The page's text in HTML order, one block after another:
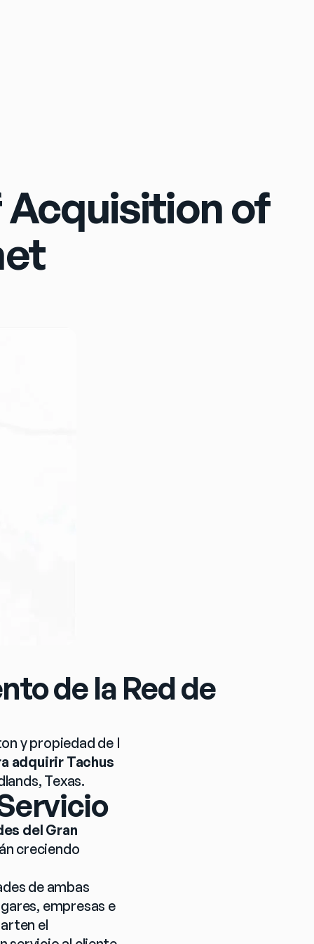
Acquisition of
de la Red de
y propiedad de I
adquirir Tachus
Texas.
del Gran
creciendo
de ambas
empresas e
el